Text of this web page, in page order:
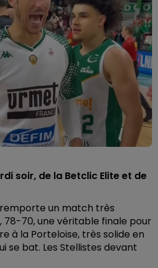
soir, de la Betclic Elite et de
un match très
70, une véritable finale pour
à la Porteloise, très solide en
se bat. Les Stellistes devant